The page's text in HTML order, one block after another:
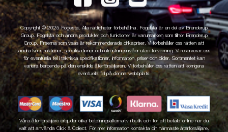
Copyright © 2025 Fogelsta. Alla rättigheter förbehållna. Fogelsta är en del av Brenderup
Group. Fogelsta och andra produkter och funktioner är varumärken som tillhör Brenderup
Group. Priserna som visas är rekommenderade cirkapriser. Vi förbehåller oss rätten att
ändra konstruktioner, specifikationer och utrustningsnivåer utan förvarning. Vi reserverar oss
för eventuella fel i tekniska specifikationer, information, priser och bilder. Sortimentet kan
variera beroende på den enskilde återförsäljaren. Vi förbehåller oss rätten att korrigera
eventuella fel på denna webbplats.
Våra återförsäljare erbjuder olika betalningsalternativ i butik och för att betala online när du
valt att använda Click & Collect. För mer information kontakta din närmaste återförsäljare.